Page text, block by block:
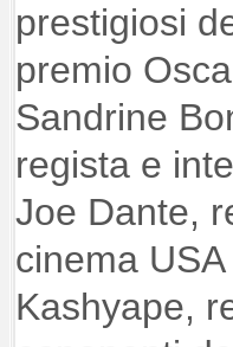
prestigiosi
premio
Sandrine
regista e
Joe Dante,
cinema
Kashyape,